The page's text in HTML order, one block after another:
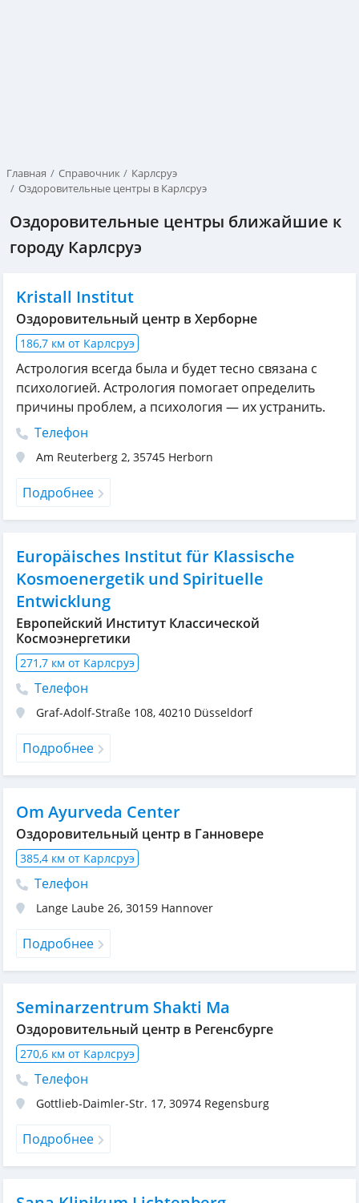
Главная Справочник
Карлсруэ
Оздоровительные центры в Карлсруэ
Оздоровительные центры ближайшие к
городу Карлсруэ
Kristall Institut
Оздоровительный центр в Херборне
186,7 км от Карлсруэ
Астрология всегда была и будет тесно связана с
психологией. Астрология помогает определить
причины проблем, а психология — их устранить.
Телефон
Am Reuterberg 2, 35745 Herborn
Подробнее
Europäisches Institut für Klassische
Kosmoenergetik und Spirituelle
Entwicklung
Европейский Институт Классической
Космоэнергетики
271,7 км от Карлсруэ
Телефон
Graf-Adolf-Straße 108, 40210 Düsseldorf
Подробнее
Om Ayurveda Center
Оздоровительный центр в Ганновере
385,4 км от Карлсруэ
Телефон
Lange Laube 26, 30159 Hannover
Подробнее
Seminarzentrum Shakti Ma
Оздоровительный центр в Регенсбурге
270,6 км от Карлсруэ
Телефон
Gottlieb-Daimler-Str. 17, 30974 Regensburg
Подробнее